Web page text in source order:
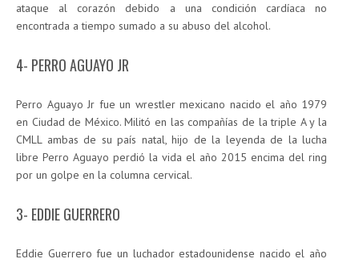
ataque al corazón debido a una condición cardíaca no
encontrada a tiempo sumado a su abuso del alcohol.
4- PERRO AGUAYO JR
Perro Aguayo Jr fue un wrestler mexicano nacido el año 1979
en Ciudad de México. Militó en las compañías de la triple A y la
CMLL ambas de su país natal, hijo de la leyenda de la lucha
libre Perro Aguayo perdió la vida el año 2015 encima del ring
por un golpe en la columna cervical.
3- EDDIE GUERRERO
Eddie Guerrero fue un luchador estadounidense nacido el año